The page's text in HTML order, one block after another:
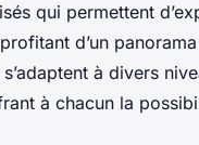
qui permettent
d’un
à divers
à chacun la